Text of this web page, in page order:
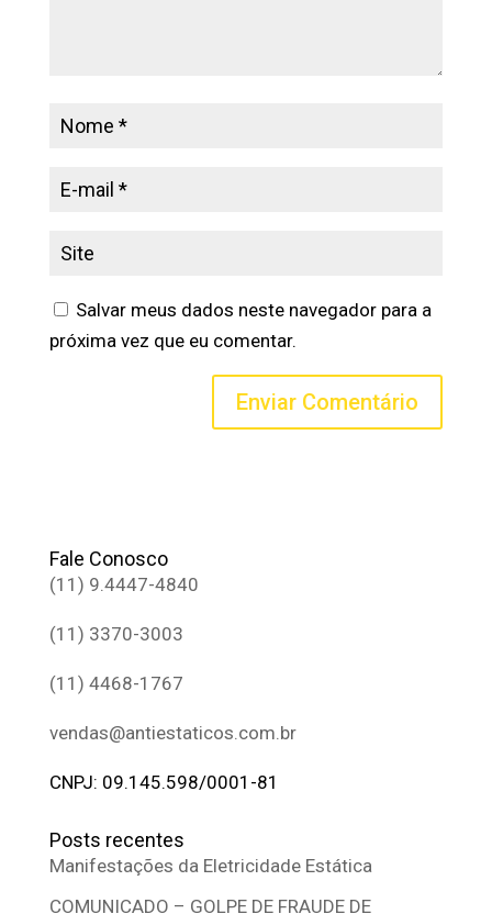
Salvar meus dados neste navegador para a
próxima vez que eu comentar.
Fale Conosco
(11) 9.4447-4840
(11) 3370-3003
(11) 4468-1767
vendas@antiestaticos.com.br
CNPJ: 09.145.598/0001-81
Posts recentes
Manifestações da Eletricidade Estática
COMUNICADO – GOLPE DE FRAUDE DE